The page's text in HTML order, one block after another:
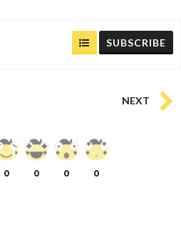
SUBSCRIBE
NEXT
0 0 0 0